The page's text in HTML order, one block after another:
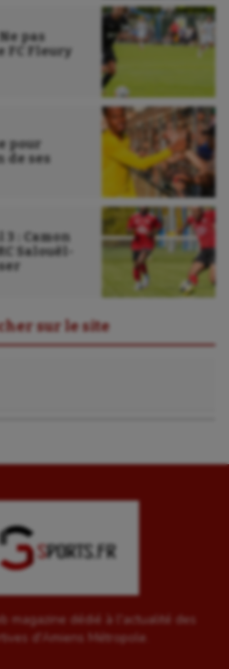
pas
Fleury
pour
de ses
3 : Camon
Salouël-
sur le site
magazine dédié à l'actualité des
d'Amiens Métropole.